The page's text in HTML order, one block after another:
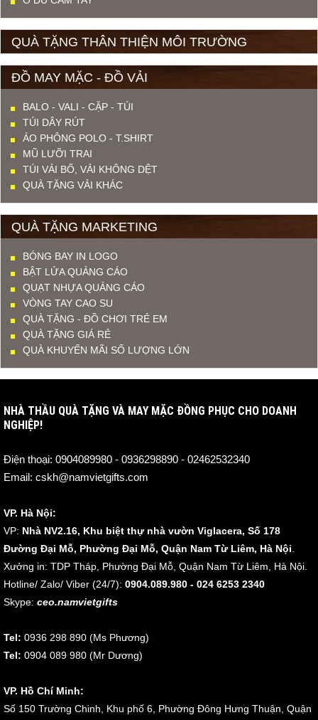
QUÀ TẶNG THÂN THIỆN MÔI TRƯỜNG
ĐỒ MAY MẶC - ĐỒ VẢI
BALO - VALI - CẶP - TÚI
TÚI DÂY RÚT
ÁO PHÔNG POLO - T.SHIRT
MŨ LƯỠI TRAI
TÚI VẢI BỐ, VẢI KHÔNG DỆT
QUÀ TẶNG VẢI KHÁC
QUÀ TẶNG MARKETING
BÓNG BAY IN LOGO
BẬT LỬA QUẢNG CÁO
QUẠT NHỰA QUẢNG CÁO
VÒNG TAY CAO SU
QUÀ TẶNG - ĐỒ CHƠI TRẺ EM
QUÀ TẶNG GIÁ RẺ
QUÀ KHUYẾN MÃI SỐ LƯỢNG LỚN
NHÀ THẦU QUÀ TẶNG VÀ MAY MẶC ĐỒNG PHỤC CHO DOANH
NGHIỆP!
Điện thoại: 0904089980 - 0936298890 - 02462532340
Email: cskh@namvietgifts.com
VP. Hà Nội:
VP: Nhà NV2.16, Khu biệt thự nhà vườn Viglacera, Số 178
Đường Đại Mỗ, Phường Đại Mỗ, Quận Nam Từ Liêm, Hà Nội
Xưởng in: TDP Tháp, Phường Đại Mỗ, Quận Nam Từ Liêm, Hà Nội.
Hotline/ Zalo/ Viber (24/7): 0904.089.980 - 024 6253 2340
Skype: ceo.namvietgifts
Tel: 0936 298 890 (Ms Phương)
Tel: 0904 089 980 (Mr Dương)
VP. Hồ Chí Minh:
Số 150 Trường Chinh, Khu phố 6, Phường Đông Hưng Thuận, Quận